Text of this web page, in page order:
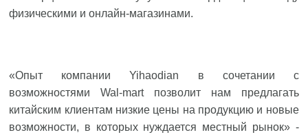
физическими и онлайн-магазинами.
«Опыт компании Yihaodian в сочетании с
возможностями Wal-mart позволит нам предлагать
китайским клиентам низкие цены на продукцию и новые
возможности, в которых нуждается местный рынок» -